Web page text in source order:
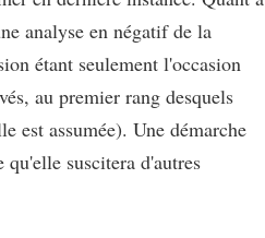
analyse en négatif de la
étant seulement l'occasion
au premier rang desquels
est assumée). Une démarche
suscitera d'autres